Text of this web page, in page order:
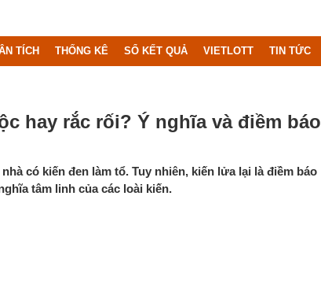
TÍCH THỐNG KÊ SỔ KẾT QUẢ VIETLOTT TIN TỨC
hay rắc rối? Ý nghĩa và điềm báo
có kiến đen làm tổ. Tuy nhiên, kiến lửa lại là điềm báo
tâm linh của các loài kiến.